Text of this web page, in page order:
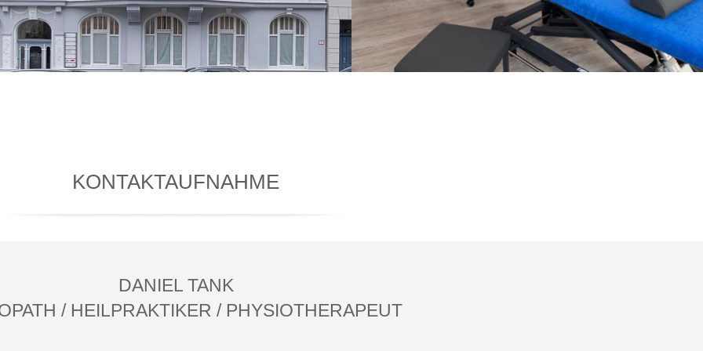
KONTAKTAUFNAHME
DANIEL TANK
/ HEILPRAKTIKER / PHYSIOTHERAPEUT